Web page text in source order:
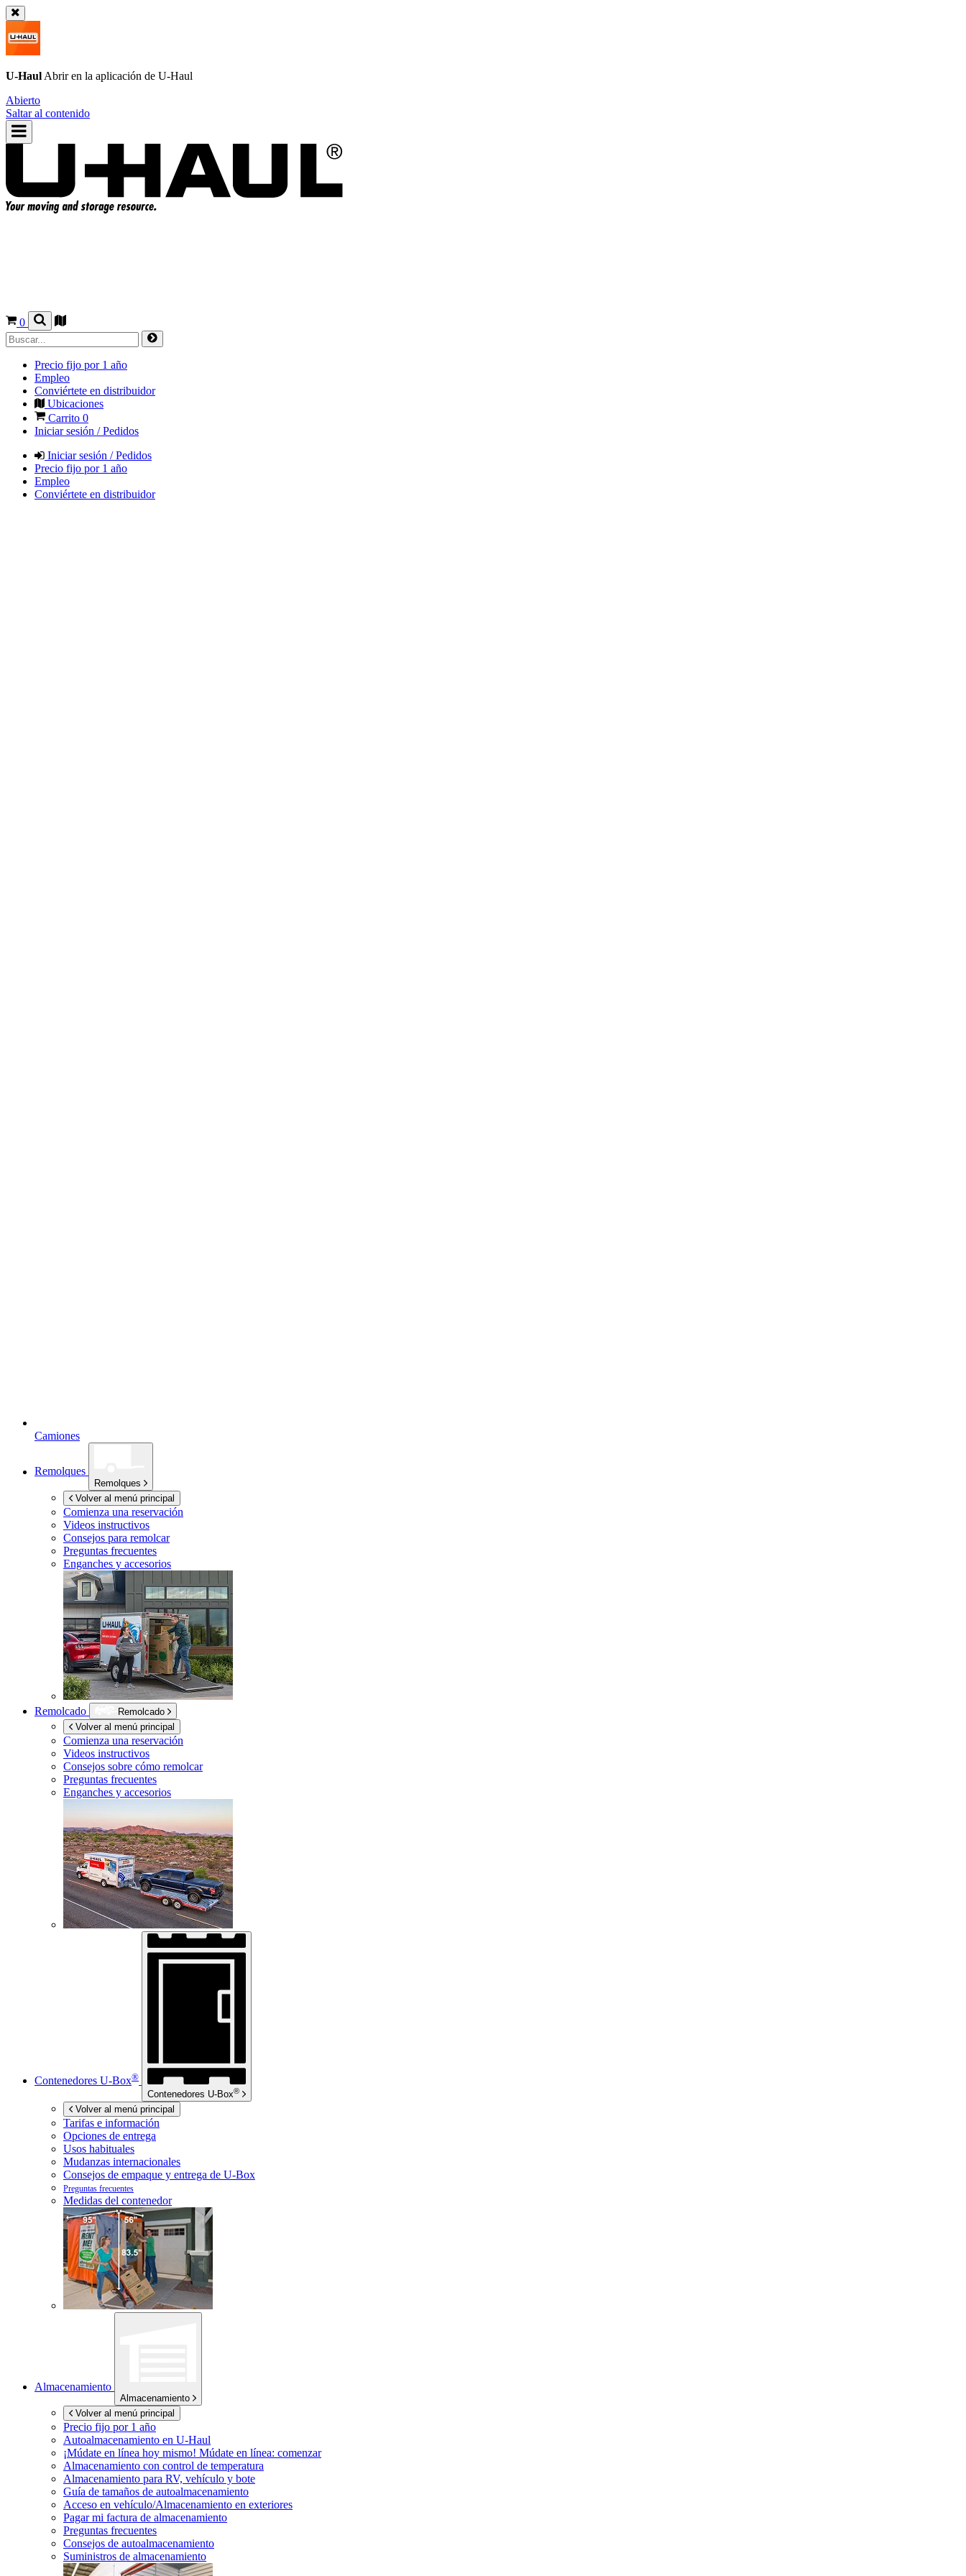
U-Haul Abrir en la aplicación de U-Haul
Abierto
Saltar al contenido
0
Precio fijo por 1 año
Empleo
Conviértete en distribuidor
Ubicaciones
Carrito 0
Iniciar sesión / Pedidos
Iniciar sesión / Pedidos
Precio fijo por 1 año
Empleo
Conviértete en distribuidor
Camiones
Remolques
Remolques
Volver al menú principal
Comienza una reservación
Videos instructivos
Consejos para remolcar
Preguntas frecuentes
Enganches y accesorios
Remolcado
Remolcado
Volver al menú principal
Comienza una reservación
Videos instructivos
Consejos sobre cómo remolcar
Preguntas frecuentes
Enganches y accesorios
Contenedores U-Box®
Contenedores U-Box®
Volver al menú principal
Tarifas e información
Opciones de entrega
Usos habituales
Mudanzas internacionales
Consejos de empaque y entrega de U-Box
Preguntas frecuentes
Medidas del contenedor
Almacenamiento
Almacenamiento
Volver al menú principal
Precio fijo por 1 año
Autoalmacenamiento en U-Haul
¡Múdate en línea hoy mismo! Múdate en línea: comenzar
Almacenamiento con control de temperatura
Almacenamiento para RV, vehículo y bote
Guía de tamaños de autoalmacenamiento
Acceso en vehículo/Almacenamiento en exteriores
Pagar mi factura de almacenamiento
Preguntas frecuentes
Consejos de autoalmacenamiento
Suministros de almacenamiento